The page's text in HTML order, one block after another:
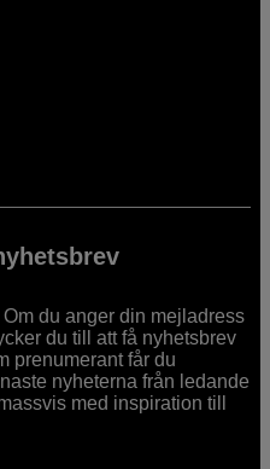
du anger din mejladress
du till att få nyhetsbrev
prenumerant får du
nyheterna från ledande
med inspiration till